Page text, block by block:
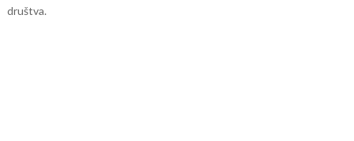
društva.